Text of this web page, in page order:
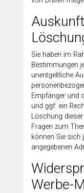
Sie haben im
Bestimmungen
unentgeltliche
Empfänger und
und ggf. ein
Löschung
Fragen zum
können Sie sich
angegebenen
Werbe-